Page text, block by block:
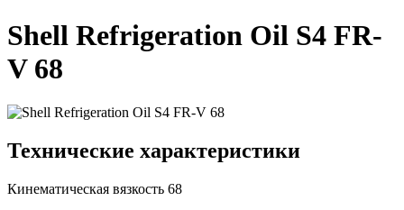
Shell Refrigeration Oil S4 FR-
V 68
Технические характеристики
Кинематическая вязкость 68